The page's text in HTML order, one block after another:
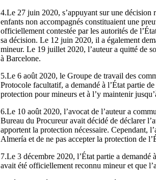
4.Le 27 juin 2020, s’appuyant sur une décision
enfants non accompagnés constituaient une
officiellement contestée par les autorités de
sa décision. Le 12 juin 2020, il a également
mineur. Le 19 juillet 2020, l’auteur a quitté de
à Barcelone.
5.Le 6 août 2020, le Groupe de travail des
Protocole facultatif, a demandé à l’État partie
protection pour mineurs et à l’y maintenir
6.Le 10 août 2020, l’avocat de l’auteur a
Bureau du Procureur avait décidé de déclarer
apportent la protection nécessaire. Cependant,
Almería et de ne pas accepter la protection de
7.Le 3 décembre 2020, l’État partie a
avait été officiellement reconnu mineur et que